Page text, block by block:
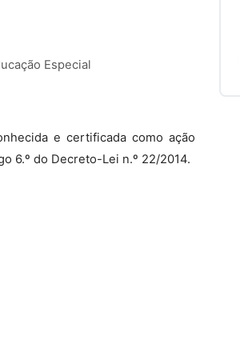
Especial
e certificada como ação
6.º do Decreto-Lei n.º 22/2014.